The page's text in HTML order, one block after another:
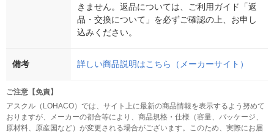
きません。返品については、ご利用ガイド「返
品・交換について」を必ずご確認の上、お申し
込みください。
備考 詳しい商品説明はこちら（メーカーサイト）
ご注意【免責】
アスクル（LOHACO）では、サイト上に最新の商品情報を表示するよう努めて
おりますが、メーカーの都合等により、商品規格・仕様（容量、パッケージ、
原材料、原産国など）が変更される場合がございます。このため、実際にお届